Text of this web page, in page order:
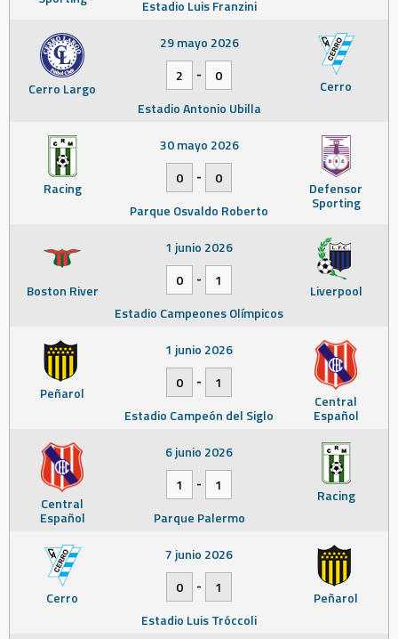
Estadio Luis Franzini
Cerro Largo Cerro
29 mayo 2026
2
-
0
Estadio Antonio Ubilla
Racing Defensor
Sporting
30 mayo 2026
0
-
0
Parque Osvaldo Roberto
Boston River Liverpool
1 junio 2026
0
-
1
Estadio Campeones Olímpicos
Peñarol Central
Español
1 junio 2026
0
-
1
Estadio Campeón del Siglo
Central
Español
Racing
6 junio 2026
1
-
1
Parque Palermo
Cerro Peñarol
7 junio 2026
0
-
1
Estadio Luis Tróccoli